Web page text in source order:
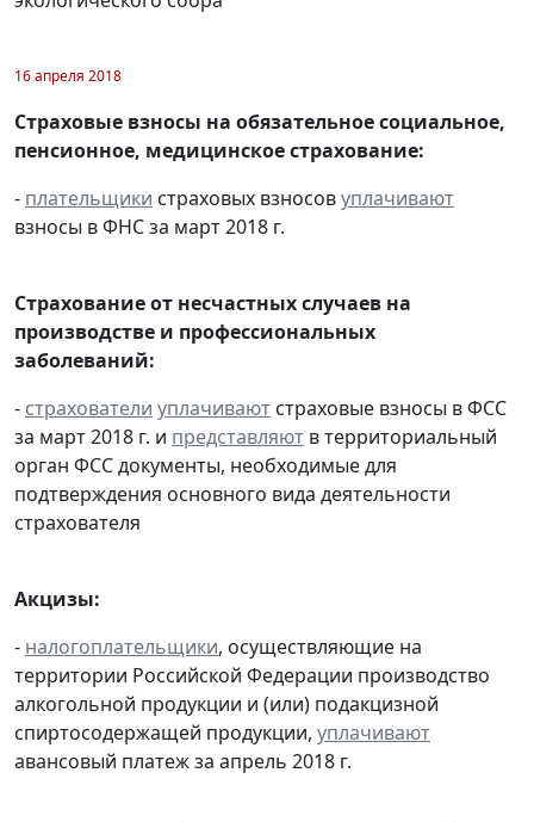
16 апреля 2018
Страховые взносы на обязательное социальное,
пенсионное, медицинское страхование:
- плательщики страховых взносовуплачивают
взносы в ФНС за март 2018 г.
Страхование от несчастных случаев на
производстве и профессиональных
заболеваний:
- страхователи уплачивают страховые взносы в ФСС
за март 2018 г. и представляют в территориальный
орган ФСС документы, необходимые для
подтверждения основного вида деятельности
страхователя
Акцизы:
- налогоплательщики, осуществляющие на
территории Российской Федерации производство
алкогольной продукции и (или) подакцизной
спиртосодержащей продукции, уплачивают
авансовый платеж за апрель 2018 г.